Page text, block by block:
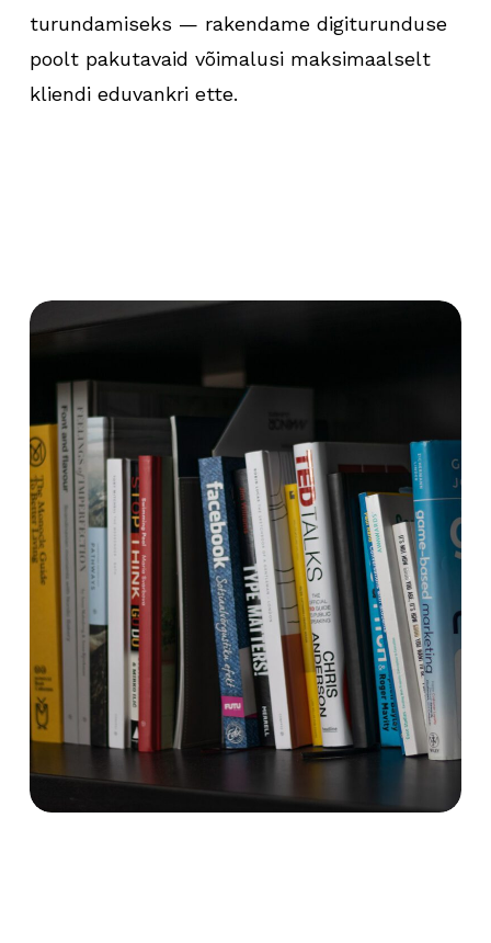
turundamiseks — rakendame digiturunduse
poolt pakutavaid võimalusi maksimaalselt
kliendi eduvankri ette.